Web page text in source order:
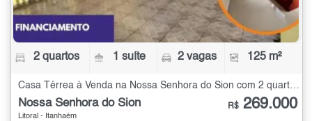
2 quartos 1 suíte 2 vagas 125 m²
Casa Térrea à Venda na Nossa Senhora do Sion com 2 quartos - 125 m²
Nossa Senhora do Sion
Litoral - Itanhaém
R$ 269.000